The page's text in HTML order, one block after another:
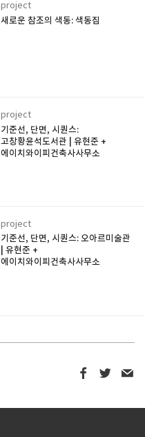
project
새로운 참조의 색동: 색동집
project
기준선, 단면, 시퀀스:
고창황윤석도서관 | 유현준 +
에이치와이피건축사사무소
project
기준선, 단면, 시퀀스: 오아르미술관
| 유현준 +
에이치와이피건축사사무소